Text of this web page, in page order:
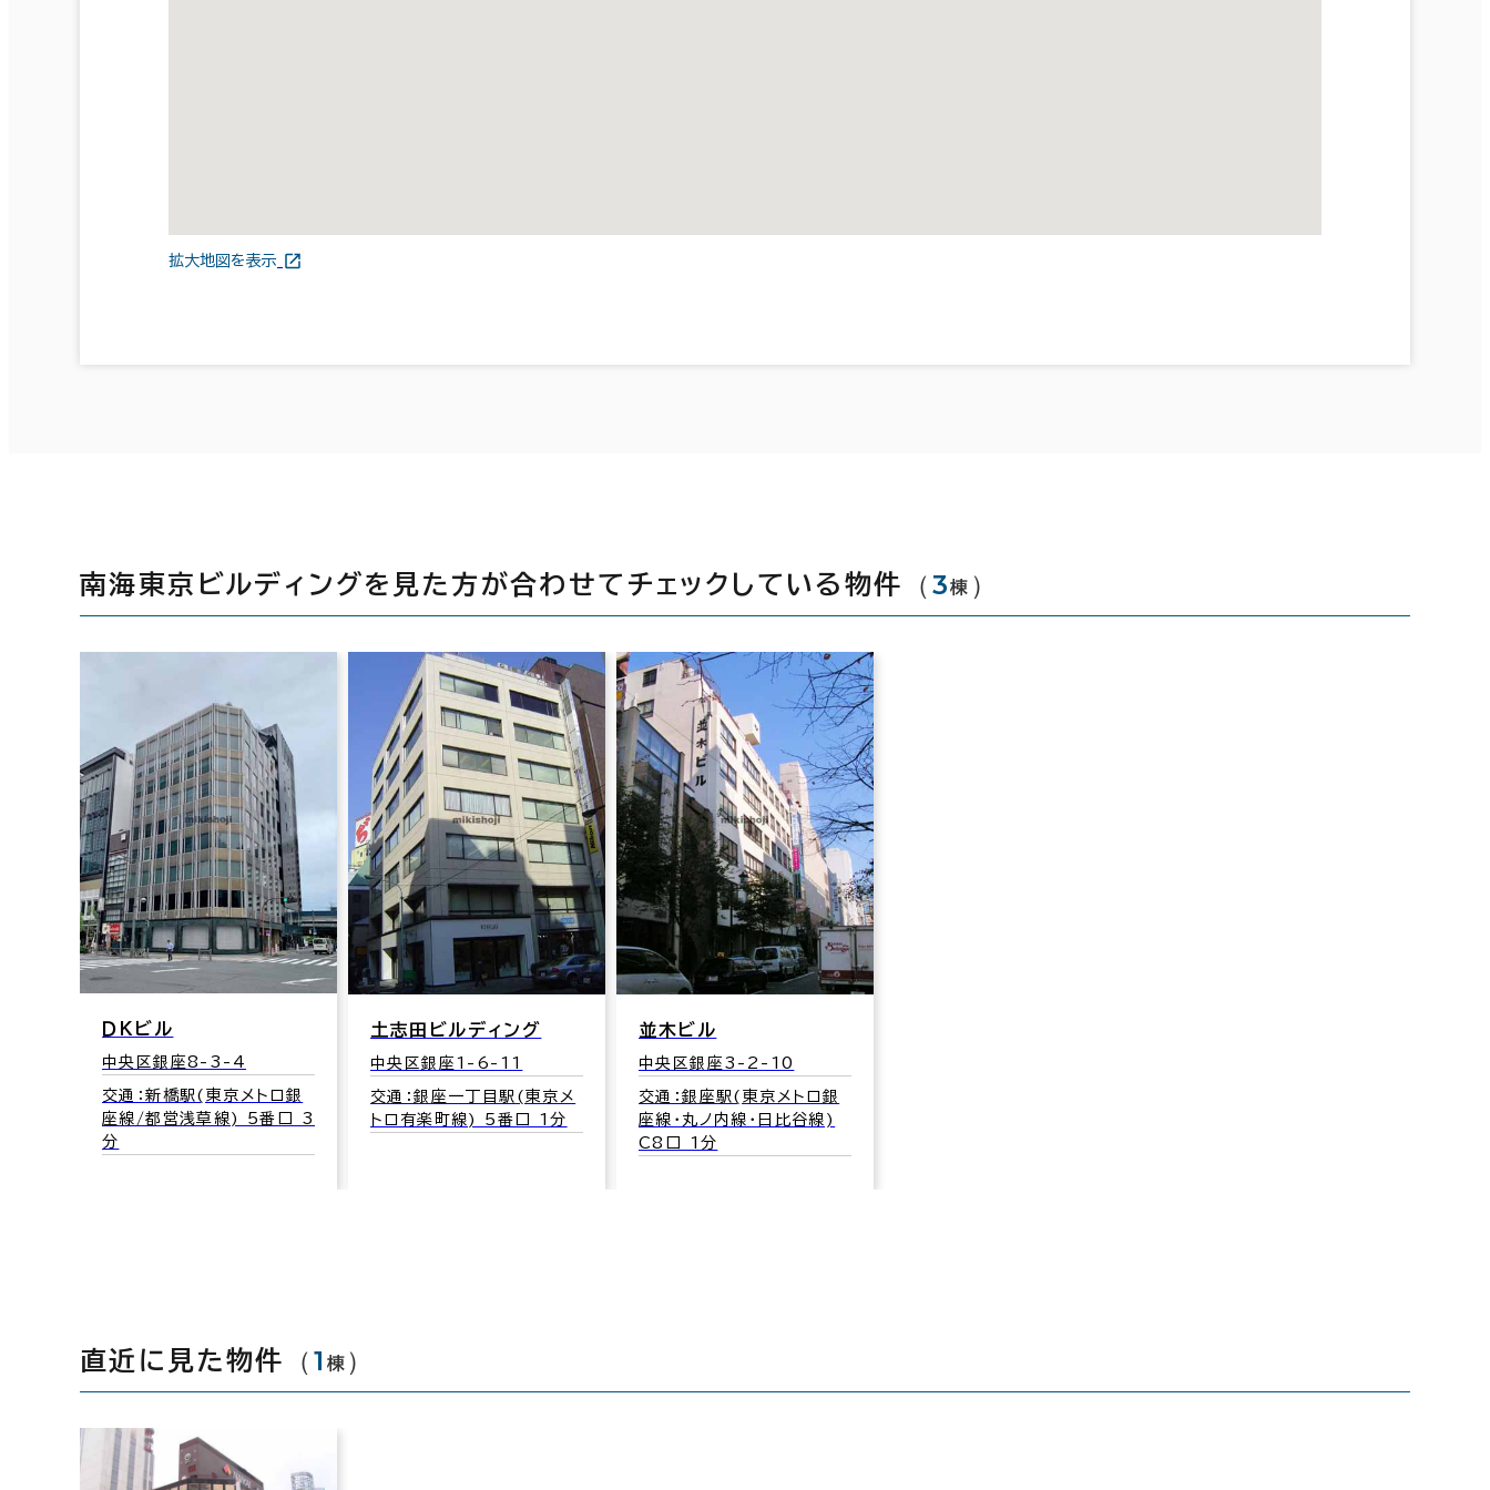
拡大地図を表示
南海東京ビルディングを見た方が合わせてチェックしている物件 （3棟 ）
ＤＫビル
中央区銀座8-3-4
交通：新橋駅(東京メトロ銀
座線/都営浅草線) 5番口 3
分
土志田ビルディング
中央区銀座1-6-11
交通：銀座一丁目駅(東京メ
トロ有楽町線) 5番口 1分
並木ビル
中央区銀座3-2-10
交通：銀座駅(東京メトロ銀
座線･丸ノ内線･日比谷線)
C8口 1分
直近に見た物件 （1 棟 ）